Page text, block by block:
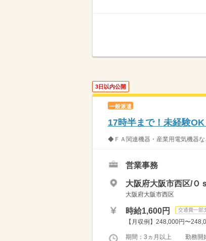
3日以内公開
一般派遣
17時半まで！未経験
◆ＦＡ関連機器・産業用電気機器
営業事務
大阪府大阪市西区/Ｏ
大阪府大阪市西区
時給1,600円 交通費一部
【月収例】248,000円〜
期間：3ヵ月以上 勤務開